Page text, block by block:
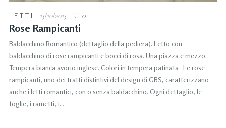
LETTI 15/10/2015 0
Rose Rampicanti
Baldacchino Romantico (dettaglio della pediera). Letto con
baldacchino di rose rampicanti e bocci di rosa. Una piazza e mezzo.
Tempera bianca avorio inglese. Colori in tempera patinata . Le rose
rampicanti, uno dei tratti distintivi del design di GBS, caratterizzano
anche i letti romantici, con o senza baldacchino. Ogni dettaglio, le
foglie, i rametti, i…